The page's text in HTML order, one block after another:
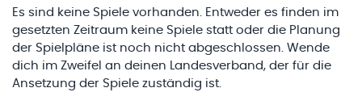
Es sind keine Spiele vorhanden. Entweder es finden im
gesetzten Zeitraum keine Spiele statt oder die Planung
der Spielpläne ist noch nicht abgeschlossen. Wende
dich im Zweifel an deinen Landesverband, der für die
Ansetzung der Spiele zuständig ist.